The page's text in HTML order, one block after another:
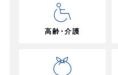
高齢･介護